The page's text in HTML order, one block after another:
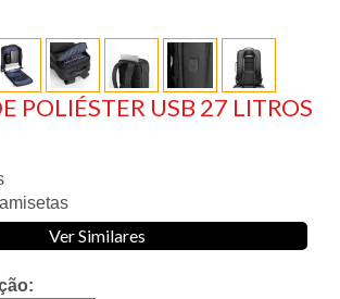
POLIÉSTER USB 27 LITROS
Ver Similares